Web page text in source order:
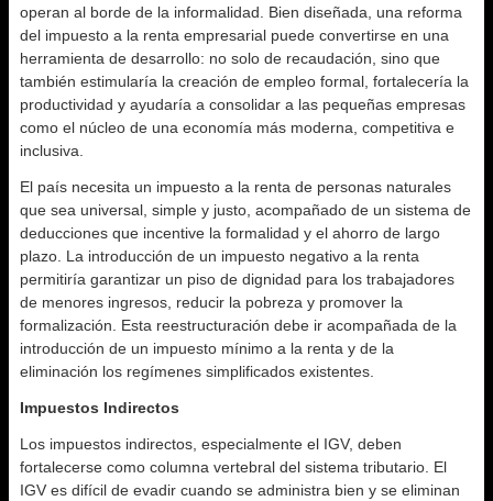
operan al borde de la informalidad. Bien diseñada, una reforma
del impuesto a la renta empresarial puede convertirse en una
herramienta de desarrollo: no solo de recaudación, sino que
también estimularía la creación de empleo formal, fortalecería la
productividad y ayudaría a consolidar a las pequeñas empresas
como el núcleo de una economía más moderna, competitiva e
inclusiva.
El país necesita un impuesto a la renta de personas naturales
que sea universal, simple y justo, acompañado de un sistema de
deducciones que incentive la formalidad y el ahorro de largo
plazo. La introducción de un impuesto negativo a la renta
permitiría garantizar un piso de dignidad para los trabajadores
de menores ingresos, reducir la pobreza y promover la
formalización. Esta reestructuración debe ir acompañada de la
introducción de un impuesto mínimo a la renta y de la
eliminación los regímenes simplificados existentes.
Impuestos Indirectos
Los impuestos indirectos, especialmente el IGV, deben
fortalecerse como columna vertebral del sistema tributario. El
IGV es difícil de evadir cuando se administra bien y se eliminan